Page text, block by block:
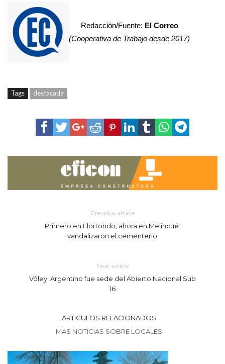
Redacción/Fuente: El Correo
(Cooperativa de Trabajo desde 2017)
Tags destacada
Previous article
Primero en Elortondo, ahora en Melincué:
vandalizaron el cementerio
Next article
Vóley: Argentino fue sede del Abierto Nacional Sub
16
ARTICULOS RELACIONADOS
MAS NOTICIAS SOBRE LOCALES